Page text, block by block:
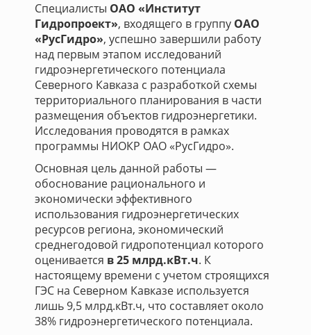
Специалисты ОАО «Институт
Гидропроект», входящего в группу ОАО
«РусГидро», успешно завершили работу
над первым этапом исследований
гидроэнергетического потенциала
Северного Кавказа с разработкой схемы
территориального планирования в части
размещения объектов гидроэнергетики.
Исследования проводятся в рамках
программы НИОКР ОАО «РусГидро».
Основная цель данной работы —
обоснование рационального и
экономически эффективного
использования гидроэнергетических
ресурсов региона, экономический
среднегодовой гидропотенциал которого
оценивается в 25 млрд.кВт.ч. К
настоящему времени с учетом строящихся
ГЭС на Северном Кавказе используется
лишь 9,5 млрд.кВт.ч, что составляет около
38% гидроэнергетического потенциала.